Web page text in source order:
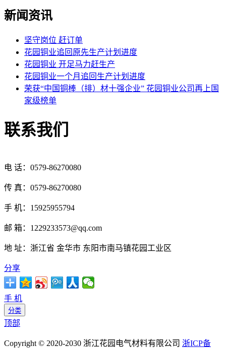
新闻资讯
坚守岗位 赶订单
花园铜业追回原先生产计划进度
花园铜业 开足马力赶生产
花园铜业一个月追回生产计划进度
荣获“中国铜棒（排）材十强企业” 花园铜业公司再上国
家级榜单
联系我们
电 话：0579-86270080
传 真：0579-86270080
手 机：15925955794
邮 箱：1229233573@qq.com
地 址：浙江省 金华市 东阳市南马镇花园工业区
分享
手 机
分类
顶部
Copyright © 2020-2030 浙江花园电气材料有限公司 浙ICP备